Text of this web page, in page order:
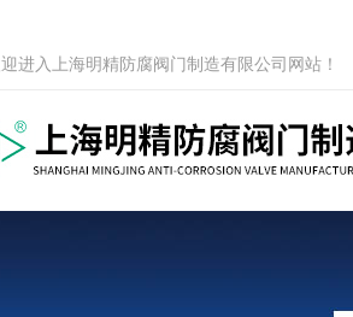
进入上海明精防腐阀门制造有限公司网站！